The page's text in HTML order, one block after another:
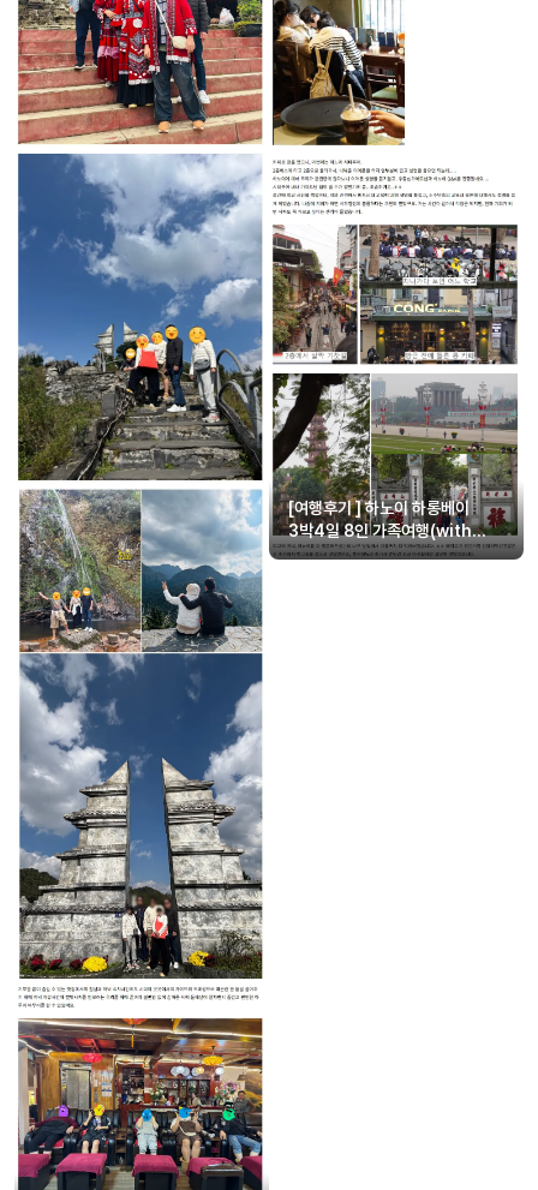
[여행후기 ] 하노이 하롱베이
3박4일 8인 가족여행(with
우충성가이드님)